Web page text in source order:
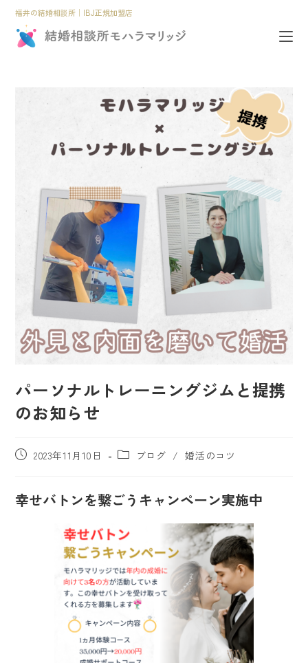
福井の結婚相談所│IBJ正規加盟店
パーソナルトレーニングジムと提携
のお知らせ
2023年11月10日 ブログ / 婚活のコツ
幸せバトンを繋ごうキャンペーン実施中